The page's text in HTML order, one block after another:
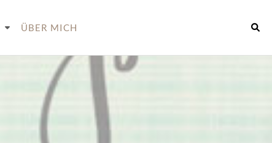
ÜBER MICH